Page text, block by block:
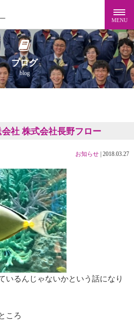
ブログ
blog
社 株式会社長野フロー
お知らせ 2018.03.27
いるんじゃないかという話になり
ころ